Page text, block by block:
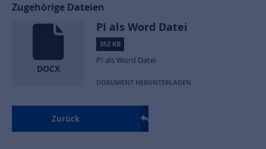
Zugehörige Dateien
DOCX
PI als Word Datei
352 KB
PI als Word Datei
DOKUMENT HERUNTERLADEN
Zurück